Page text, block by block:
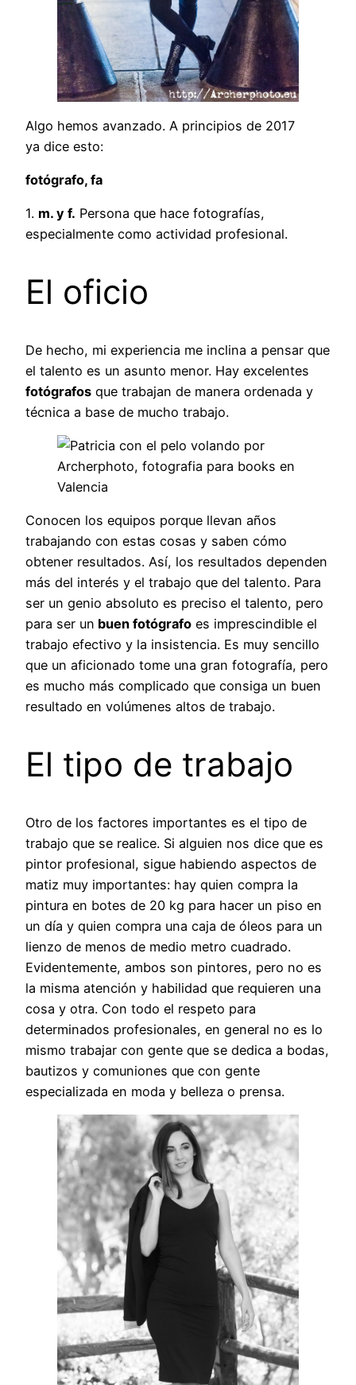
Algo hemos avanzado. A principios de 2017
ya dice esto:
fotógrafo, fa
1. m. y f. Persona que hace fotografías,
especialmente como actividad profesional.
El oficio
De hecho, mi experiencia me inclina a pensar que
el talento es un asunto menor. Hay excelentes
fotógrafos que trabajan de manera ordenada y
técnica a base de mucho trabajo.
Conocen los equipos porque llevan años
trabajando con estas cosas y saben cómo
obtener resultados. Así, los resultados dependen
más del interés y el trabajo que del talento. Para
ser un genio absoluto es preciso el talento, pero
para ser un buen fotógrafo es imprescindible el
trabajo efectivo y la insistencia. Es muy sencillo
que un aficionado tome una gran fotografía, pero
es mucho más complicado que consiga un buen
resultado en volúmenes altos de trabajo.
El tipo de trabajo
Otro de los factores importantes es el tipo de
trabajo que se realice. Si alguien nos dice que es
pintor profesional, sigue habiendo aspectos de
matiz muy importantes: hay quien compra la
pintura en botes de 20 kg para hacer un piso en
un día y quien compra una caja de óleos para un
lienzo de menos de medio metro cuadrado.
Evidentemente, ambos son pintores, pero no es
la misma atención y habilidad que requieren una
cosa y otra. Con todo el respeto para
determinados profesionales, en general no es lo
mismo trabajar con gente que se dedica a bodas,
bautizos y comuniones que con gente
especializada en moda y belleza o prensa.